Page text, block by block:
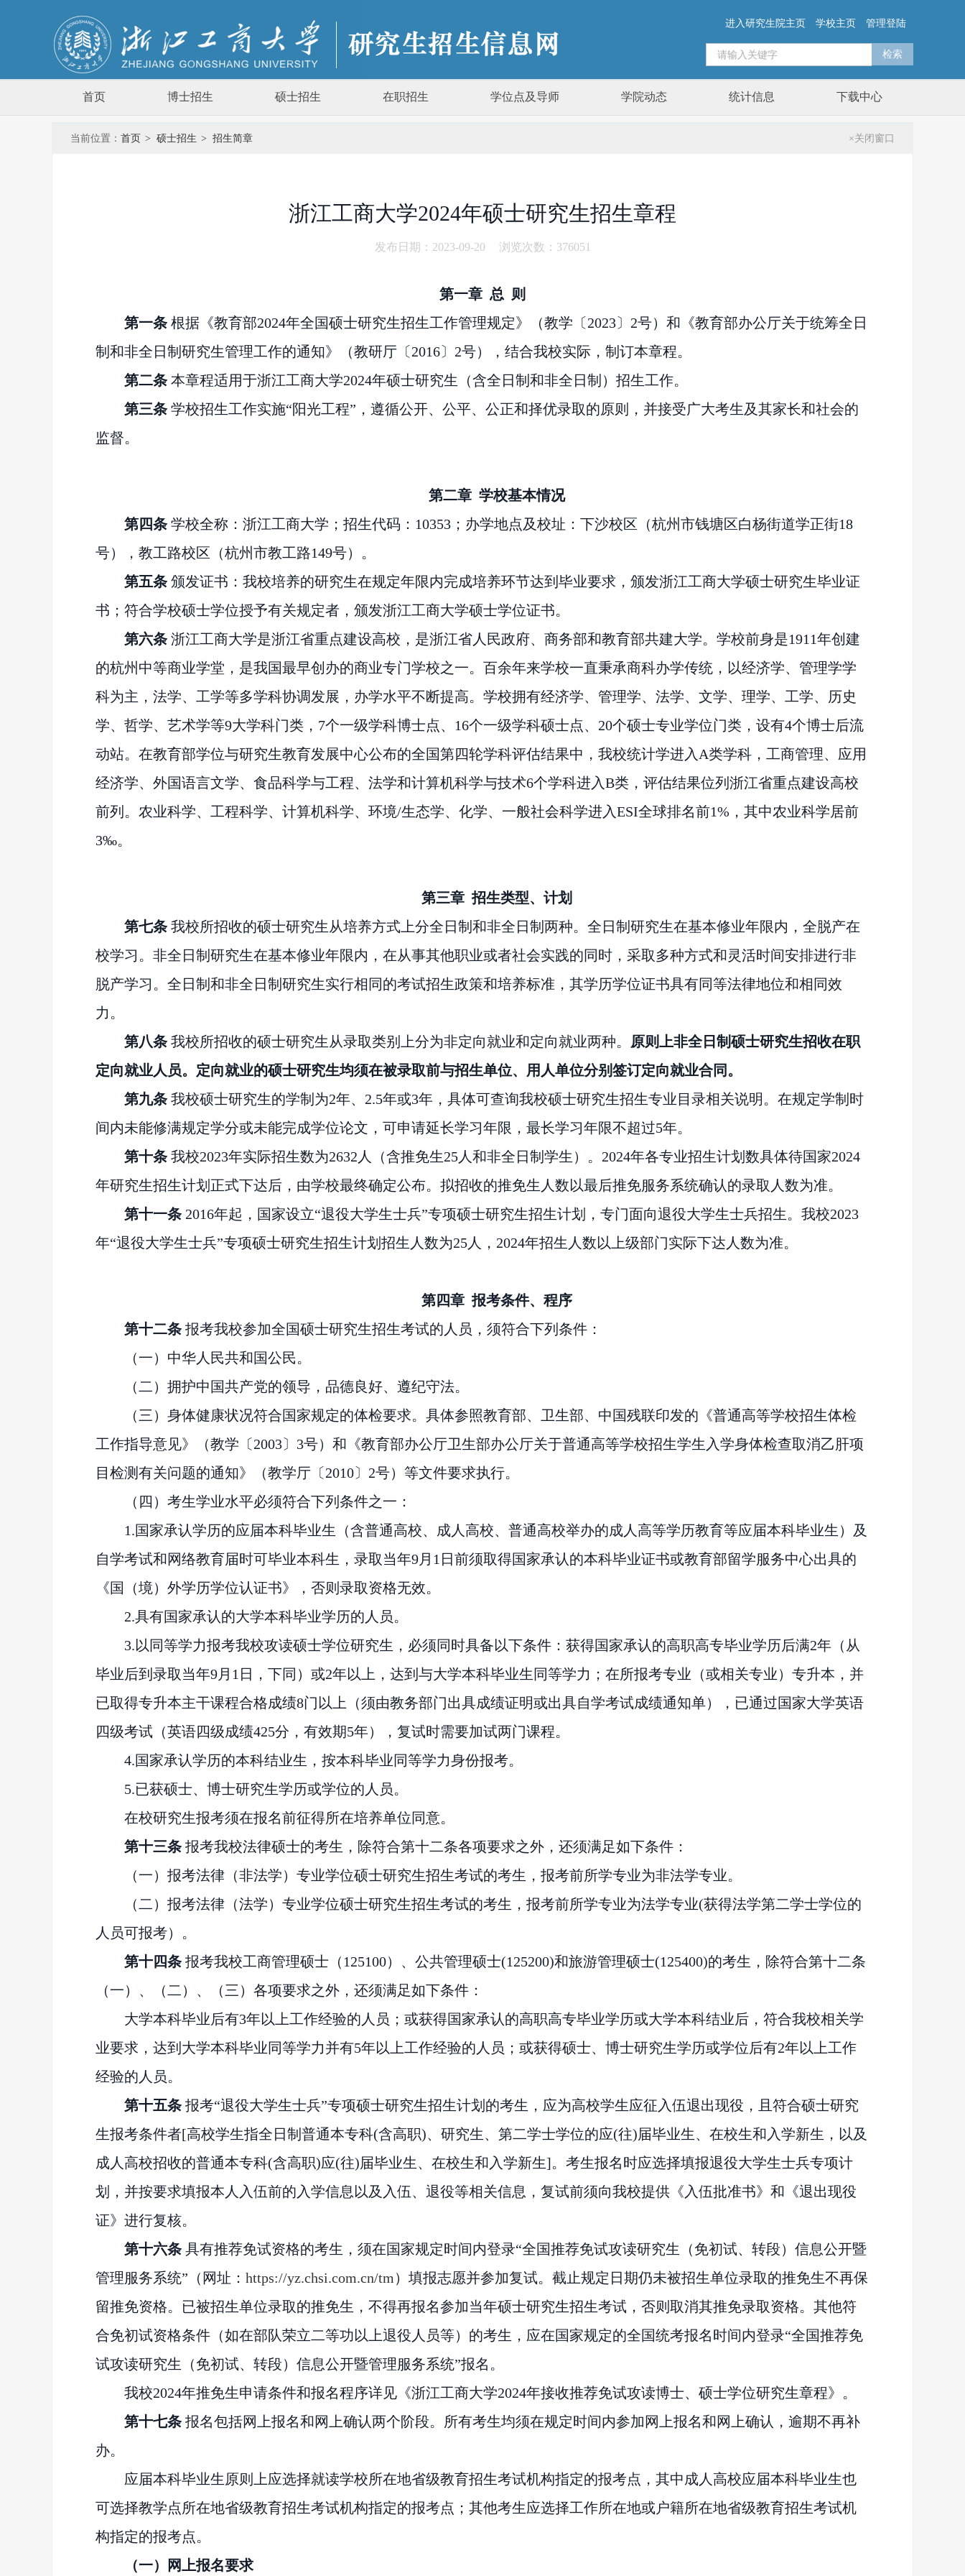
进入研究生院主页 学校主页 管理登陆
首页 博士招生 硕士招生 在职招生 学位点及导师 学院动态 统计信息 下载中心
当前位置： 首页 > 硕士招生 > 招生简章 ×关闭窗口
浙江工商大学2024年硕士研究生招生章程
发布日期：2023-09-20 浏览次数： 376051
第一章 总 则
第一条 根据《教育部2024年全国硕士研究生招生工作管理规定》（教学〔2023〕 2号）和《教育部办公厅关于统筹全日
制和非全日制研究生管理工作的通知》（教研厅〔2016〕2号），结合我校实际，制订本章程。
第二条 本章程适用于浙江工商大学2024年硕士研究生（含全日制和非全日制）招生工作。
第三条 学校招生工作实施“阳光工程”，遵循公开、公平、公正和择优录取的原则，并接受广大考生及其家长和社会的
监督。
第二章 学校基本情况
第四条 学校全称：浙江工商大学；招生代码： 10353；办学地点及校址：下沙校区（杭州市钱塘区白杨街道学正街18
号），教工路校区（杭州市教工路149号）。
第五条 颁发证书：我校培养的研究生在规定年限内完成培养环节达到毕业要求，颁发浙江工商大学硕士研究生毕业证
书；符合学校硕士学位授予有关规定者，颁发浙江工商大学硕士学位证书。
第六条 浙江工商大学是浙江省重点建设高校，是浙江省人民政府、商务部和教育部共建大学。学校前身是1911年创建
的杭州中等商业学堂，是我国最早创办的商业专门学校之一。百余年来学校一直秉承商科办学传统，以经济学、管理学学
科为主，法学、工学等多学科协调发展，办学水平不断提高。学校拥有经济学、管理学、法学、文学、理学、工学、历史
学、哲学、艺术学等9大学科门类 ， 7个一级学科博士点、16个一级学科硕士点、20个硕士专业学位门类，设有4个博士后流
动站。在教育部学位与研究生教育发展中心公布的全国第四轮学科评估结果中，我校统计学进入A类学科，工商管理、应用
经济学、外国语言文学、食品科学与工程、法学和计算机科学与技术6个学科进入B类，评估结果位列浙江省重点建设高校
前列。农业科学、工程科学、计算机科学、环境/生态学、化学、一般社会科学进入ESI全球排名前1%，其中农业科学居前
3‰。
第三章 招生类型、计划
第七条 我校所招收的硕士研究生从培养方式上分全日制和非全日制两种。全日制研究生在基本修业年限内，全脱产在
校学习。非全日制研究生在基本修业年限内，在从事其他职业或者社会实践的同时，采取多种方式和灵活时间安排进行非
脱产学习。全日制和非全日制研究生实行相同的考试招生政策和培养标准，其学历学位证书具有同等法律地位和相同效
力。
第八条 我校所招收的硕士研究生从录取类别上分为非定向就业和定向就业两种。 原则上非全日制硕士研究生招收在职
定向就业人员。定向就业的硕士研究生均须在被录取前与招生单位、用人单位分别签订定向就业合同。
第九条 我校硕士研究生的学制为2年、2.5年或3年，具体可查询我校硕士研究生招生专业目录相关说明。在规定学制时
间内未能修满规定学分或未能完成学位论文，可申请延长学习年限，最长学习年限不超过5年。
第十条 我校2023年实际招生数为2632人（含推免生25人和非全日制学生）。2024年各专业招生计划数具体待国家2024
年研究生招生计划正式下达后，由学校最终确定公布。拟招收的推免生人数以最后推免服务系统确认的录取人数为准。
第十一条 2016年起，国家设立“退役大学生士兵”专项硕士研究生招生计划，专门面向退役大学生士兵招生。我校2023
年“退役大学生士兵”专项硕士研究生招生计划招生人数为25人，2024年招生人数以上级部门实际下达人数为准。
第四章 报考条件、程序
第十二条 报考我校参加全国硕士研究生招生考试的人员，须符合下列条件：
（一）中华人民共和国公民。
（二）拥护中国共产党的领导，品德良好、遵纪守法。
（三）身体健康状况符合国家规定的体检要求。具体参照教育部、卫生部、中国残联印发的《普通高等学校招生体检
工作指导意见》（教学〔2003〕3号）和《教育部办公厅卫生部办公厅关于普通高等学校招生学生入学身体检查取消乙肝项
目检测有关问题的通知》（教学厅〔2010〕2号）等文件要求执行。
（四）考生学业水平必须符合下列条件之一：
1.国家承认学历的应届本科毕业生（含普通高校、成人高校、普通高校举办的成人高等学历教育等应届本科毕业生）及
自学考试和网络教育届时可毕业本科生，录取当年9月1日前须取得国家承认的本科毕业证书或教育部留学服务中心出具的
《国（境）外学历学位认证书》，否则录取资格无效。
2.具有国家承认的大学本科毕业学历的人员。
3.以同等学力报考我校攻读硕士学位研究生，必须同时具备以下条件：获得国家承认的高职高专毕业学历后满2年（从
毕业后到录取当年9月1日，下同）或2年以上，达到与大学本科毕业生同等学力；在所报考专业（或相关专业）专升本，并
已取得专升本主干课程合格成绩8门以上（须由教务部门出具成绩证明或出具自学考试成绩通知单），已通过国家大学英语
四级考试（英语四级成绩425分，有效期5年），复试时需要加试两门课程。
4.国家承认学历的本科结业生，按本科毕业同等学力身份报考。
5.已获硕士、博士研究生学历或学位的人员。
在校研究生报考须在报名前征得所在培养单位同意。
第十三条 报考我校法律硕士的考生，除符合第十二条各项要求之外，还须满足如下条件：
（一）报考法律（非法学）专业学位硕士研究生招生考试的考生，报考前所学专业为非法学专业。
（二）报考法律（法学）专业学位硕士研究生招生考试的考生，报考前所学专业为法学专业(获得法学第二学士学位的
人员可报考） 。
第十四条 报考我校工商管理硕士（125100）、公共管理硕士(125200)和旅游管理硕士(125400)的考生，除符合第十二条
（一）、（二）、（三）各项要求之外，还须满足如下条件：
大学本科毕业后有3年以上工作经验的人员；或获得国家承认的高职高专毕业学历或大学本科结业后，符合我校相关学
业要求，达到大学本科毕业同等学力并有5年以上工作经验的人员；或获得硕士、 博士研究生学历或学位后有2年以上工作
经验的人员。
第十五条 报考“退役大学生士兵”专项硕士研究生招生计划的考生，应为高校学生应征入伍退出现役，且符合硕士研究
生报考条件者[高校学生指全日制普通本专科(含高职)、研究生、第二学士学位的应(往)届毕业生、在校生和入学新生，以及
成人高校招收的普通本专科(含高职)应(往)届毕业生、在校生和入学新生]。考生报名时应选择填报退役大学生士兵专项计
划，并按要求填报本人入伍前的入学信息以及入伍、退役等相关信息 ， 复试前须向我校提供《入伍批准书》和《退出现役
证》进行复核。
第十六条 具有推荐免试资格的考生，须在国家规定时间内登录“全国推荐免试攻读研究生 （免初试、转段） 信息公开暨
管理服务系统”（网址： https://yz.chsi.com.cn/tm ）填报志愿并参加复试。截止规定日 期仍未被招生单位录取的推免生不再保
留推免资格。已被招生单位录取的推免生，不得再报名参加当年硕士研究生招生考试，否则取消其推免录取资格。其他符
合免初试资格条件（如在部队荣立二等功以上退役人员等）的考生 ，应在国家规定的全国统考报名时间内登录“全国推荐免
试攻读研究生 （免初试、转段） 信息公开暨管理服务系统”报名。
我校2024年推免生申请条件和报名程序详见《浙江工商大学2024年接收推荐免试攻读博士、硕士学位研究生章程》。
第十七条 报名包括网上报名和网上确认两个阶段。所有考生均须在规定时间内参加网上报名和网上确认，逾期不再补
办。
应届本科毕业生原则上应选择就读学校所在地省级教育招生考试机构指定的报考点 ， 其中成人高校应届本科毕业生也
可选择教学点所在地省级教育招生考试机构指定的报考点；其他考生应选择工作所在地或户籍所在地省级教育招生考试机
构指定的报考点。
（一）网上报名要求